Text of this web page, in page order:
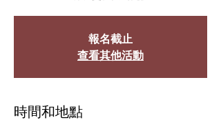
報名截止
查看其他活動
時間和地點